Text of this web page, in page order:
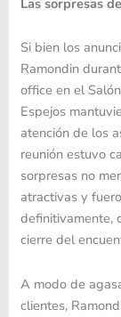
Si bien los
Ramondin
office en el
Espejos
atención de los
reunión estuvo
sorpresas no
atractivas y
definitivamente,
cierre del
A modo de
clientes,